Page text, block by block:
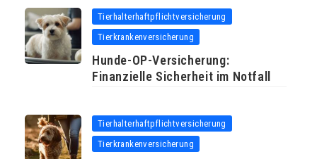
Tierhalterhaftpflichtversicherung
Tierkrankenversicherung
Hunde-OP-Versicherung:
Finanzielle Sicherheit im Notfall
Tierhalterhaftpflichtversicherung
Tierkrankenversicherung